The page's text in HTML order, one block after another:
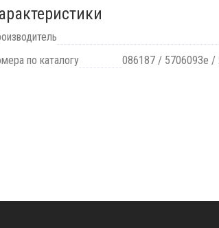
по каталогу
086187 / 5706093e /